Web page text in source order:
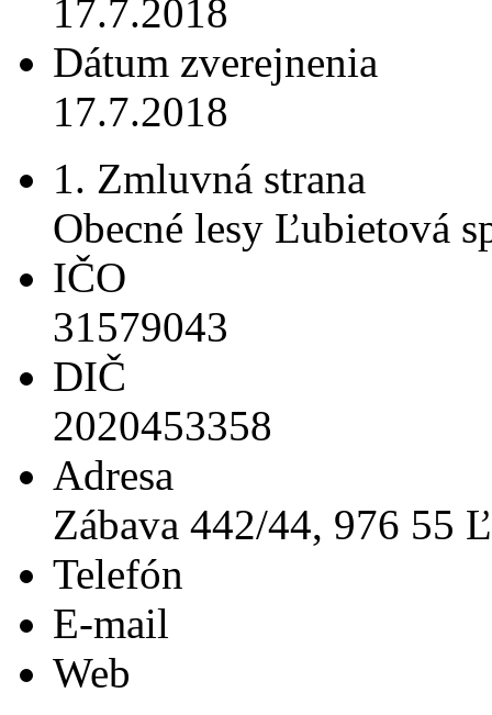
17.7.2018
Dátum zverejnenia
17.7.2018
1. Zmluvná strana
Obecné lesy Ľubietová
IČO
31579043
DIČ
2020453358
Adresa
Zábava 442/44, 976 55
Telefón
E-mail
Web